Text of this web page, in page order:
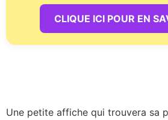
CLIQUE ICI POUR EN
Une petite affiche qui trouvera sa